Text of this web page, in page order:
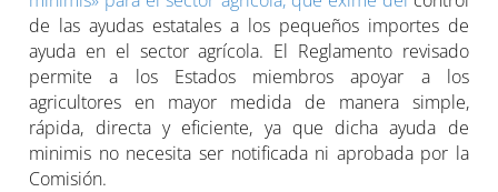
de las ayudas estatales a los pequeños importes de
ayuda en el sector agrícola. El Reglamento revisado
permite a los Estados miembros apoyar a los
agricultores en mayor medida de manera simple,
rápida, directa y eficiente, ya que dicha ayuda de
minimis no necesita ser notificada ni aprobada por la
Comisión.